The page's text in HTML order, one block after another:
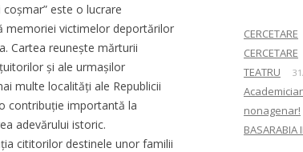
coșmar” este o lucrare
memoriei victimelor deportărilor
Cartea reunește mărturii
și ale urmașilor
multe localități ale Republicii
contribuție importantă la
adevărului istoric.
cititorilor destinele unor familii
CERCETARE
CERCETARE
TEATRU
nonagenar!
BASARABIA